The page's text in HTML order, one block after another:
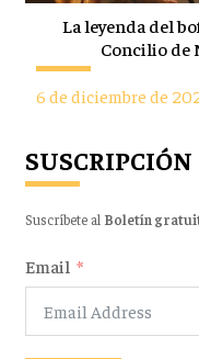
La leyenda del
Concilio de
6 de diciembre de
SUSCRIPCIÓN
Suscríbete al Boletín
Email